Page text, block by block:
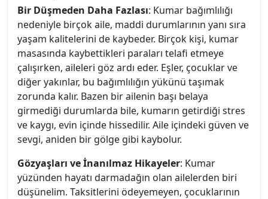
Bir Düşmeden Daha Fazlası: Kumar bağımlılığı
nedeniyle birçok aile, maddi durumlarının yanı sıra
yaşam kalitelerini de kaybeder. Birçok kişi, kumar
masasında kaybettikleri paraları telafi etmeye
çalışırken, aileleri göz ardı eder. Eşler, çocuklar ve
diğer yakınlar, bu bağımlılığın yükünü taşımak
zorunda kalır. Bazen bir ailenin başı belaya
girmediği durumlarda bile, kumarın getirdiği stres
ve kaygı, evin içinde hissedilir. Aile içindeki güven ve
sevgi, aniden bir gölge gibi kaybolur.
Gözyaşları ve İnanılmaz Hikayeler: Kumar
yüzünden hayatı darmadağın olan ailelerden biri
düşünelim. Taksitlerini ödeyemeyen, çocuklarının